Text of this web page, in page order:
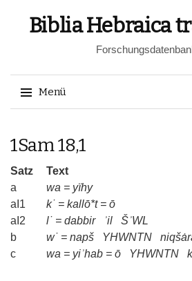
Biblia Hebraica
Menü
zum
1Sam 18,1
Satz
Text
a
wa = yïhy
aI1
k˙ = kallō*t= ō
aI2
l˙ = dabbir ʾil
ŠʾWL
b
w˙ = napš YHWNTN
c
wa = yiʾhab = ō YHWNTN